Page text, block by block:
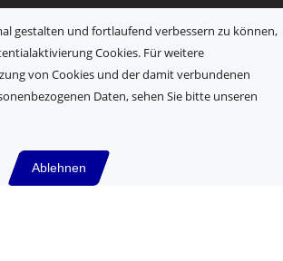
gestalten und fortlaufend verbessern zu können,
Cookies. Für weitere
von Cookies und der damit verbundenen
Daten, sehen Sie bitte unseren
Ablehnen